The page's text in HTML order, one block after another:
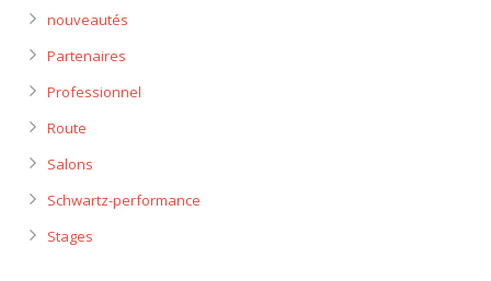
nouveautés
Partenaires
Professionnel
Route
Salons
Schwartz-performance
Stages